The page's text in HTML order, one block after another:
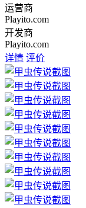
运营商
Playito.com
开发商
Playito.com
详情 评价